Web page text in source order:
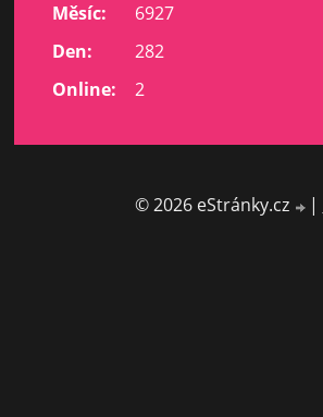
Online: 2
Měsíc:
6927
Den:
282
© 2026 eStránky.cz |